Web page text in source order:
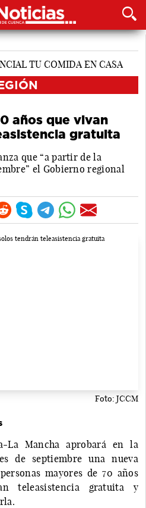
años que vivan
gratuita
que “a partir de la
el Gobierno regional
Foto: JCCM
La Mancha aprobará en la
de septiembre una nueva
mayores de 70 años
teleasistencia gratuita y